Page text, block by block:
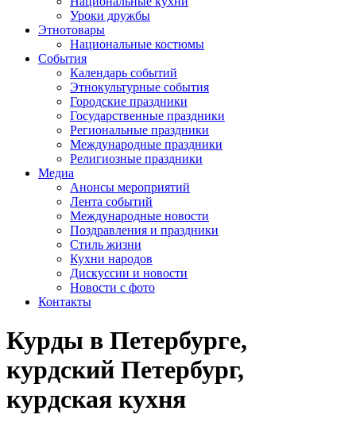
Уроки дружбы
Этнотовары
Национальные костюмы
События
Календарь событий
Этнокультурные события
Городские праздники
Государственные праздники
Региональные праздники
Международные праздники
Религиозные праздники
Медиа
Анонсы мероприятий
Лента событий
Международные новости
Поздравления и праздники
Cтиль жизни
Кухни народов
Дискуссии и новости
Новости с фото
Контакты
Курды в Петербурге,
курдский Петербург,
курдская кухня